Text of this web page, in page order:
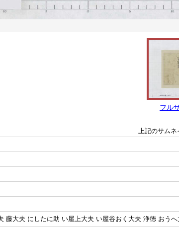
フル
上記のサムネ
藤大夫 にしたに助 い屋上大夫 い屋谷おく大夫 浄徳 おうへ